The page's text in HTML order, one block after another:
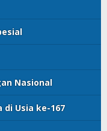
Nasional
di Usia ke-167